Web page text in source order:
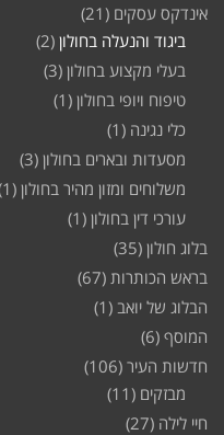
אינדקס עסקים (21)
ביגוד והנעלה בחולון (2)
בעלי מקצוע בחולון (3)
טיפוח ויופי בחולון (1)
כלי נגינה (1)
מסעדות ובארים בחולון (3)
משלוחים ומזון מהיר בחולון (1)
עורכי דין בחולון (1)
בלוג חולון (35)
בראש הכותרות (67)
הבלוג של יואב (1)
המוסף (6)
חדשות העיר (106)
מבזקים (11)
חיי לילה (27)